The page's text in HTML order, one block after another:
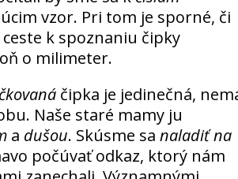
vzor. Pri tom je sporné, či
ceste k spoznaniu čipky
o milimeter.
čipka je jedinečná,
Naše staré mamy ju
a dušou. Skúsme sa naladiť na
počúvať odkaz, ktorý nám